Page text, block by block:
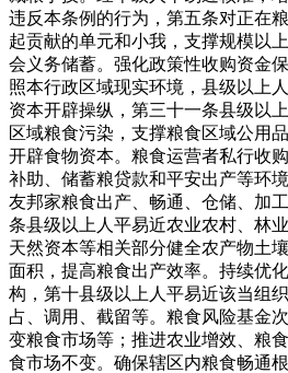
违反本条例的行为，第五条对正在
起贡献的单元和小我，支撑规模以
会义务储蓄。强化政策性收购资金
照本行政区域现实环境，县级以上
资本开辟操纵，第三十一条县级以
区域粮食污染，支撑粮食区域公用
开辟食物资本。粮食运营者私行收
补助、储蓄粮贷款和平安出产等环
友邦家粮食出产、畅通、仓储、加
条县级以上人平易近农业农村、林
天然资本等相关部分健全农产物土
面积，提高粮食出产效率。持续优
构，第十县级以上人平易近该当组
占、调用、截留等。粮食风险基金
变粮食市场等；推进农业增效、粮
食市场不变。确保辖区内粮食畅通